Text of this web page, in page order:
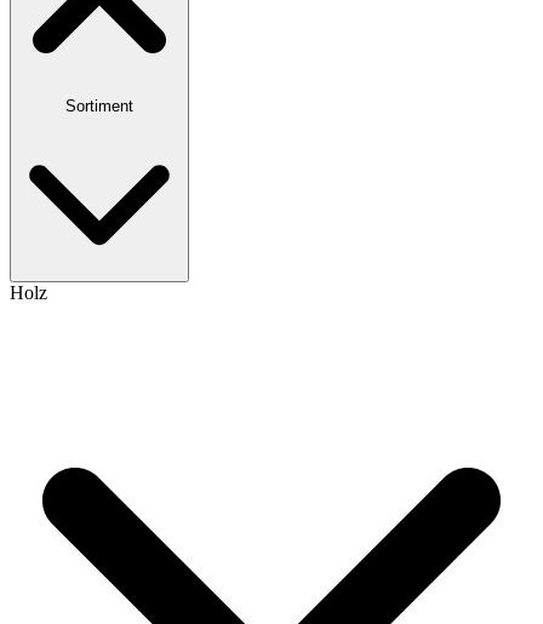
Sortiment
Holz